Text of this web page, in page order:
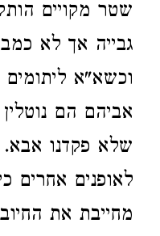
שטר מקויים
גבייה אך לא
וכשא"א
אביהם הם
שלא פקדנו אבא.
לאופנים אחרים
מחייבת את